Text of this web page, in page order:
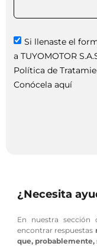
Si llenaste el
a TUYOMOTOR
Política de
Conócela aquí
¿Necesita
En nuestra sección
encontrar respuestas
que, probablemente,